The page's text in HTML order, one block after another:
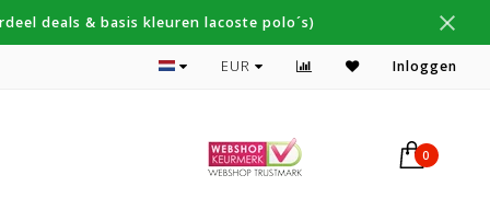
deals & basis kleuren lacoste polo´s)
Topmerken Thomas Maine, Cavallaro, Desoto
EUR Inloggen
0